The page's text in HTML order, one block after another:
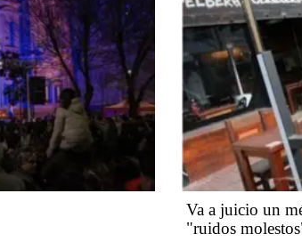
Va a juicio un
"ruidos